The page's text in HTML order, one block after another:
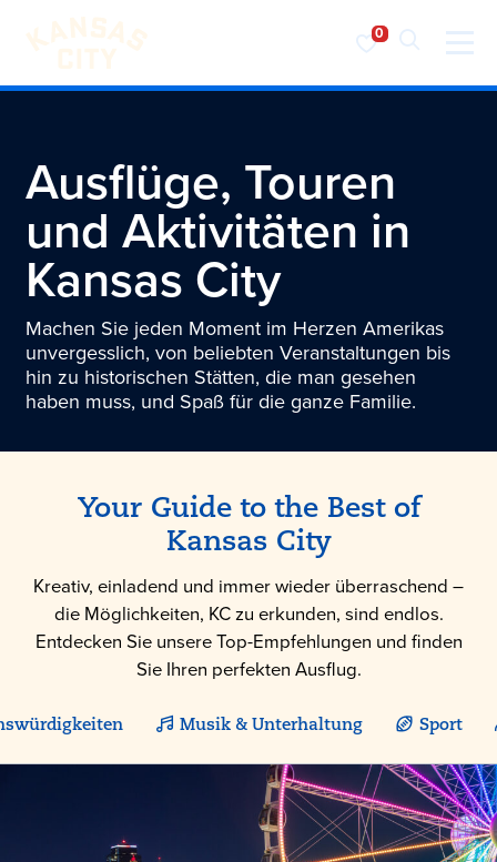
Besuchen Sie KC
Ausflüge, Touren
und Aktivitäten in
Kansas City
Machen Sie jeden Moment im Herzen Amerikas
unvergesslich, von beliebten Veranstaltungen bis
hin zu historischen Stätten, die man gesehen
haben muss, und Spaß für die ganze Familie.
Your Guide to the Best of
Kansas City
Kreativ, einladend und immer wieder überraschend –
die Möglichkeiten, KC zu erkunden, sind endlos.
Entdecken Sie unsere Top-Empfehlungen und finden
Sie Ihren perfekten Ausflug.
Musik & Unterhaltung Sport